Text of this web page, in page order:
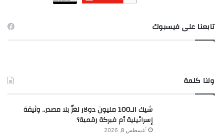
تابعنا على فيسبوك
ولنا كلمة
شيك الـ100 مليون دولار لغزٌ بلا مصدر.. وثيقة
إسرائيلية أم فبركة رقمية؟
أغسطس 8, 2026